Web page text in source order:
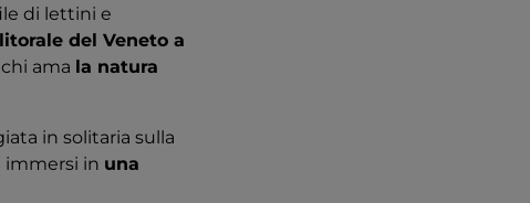
di lettini e
litorale del Veneto a
ama la natura
in solitaria sulla
immersi in una